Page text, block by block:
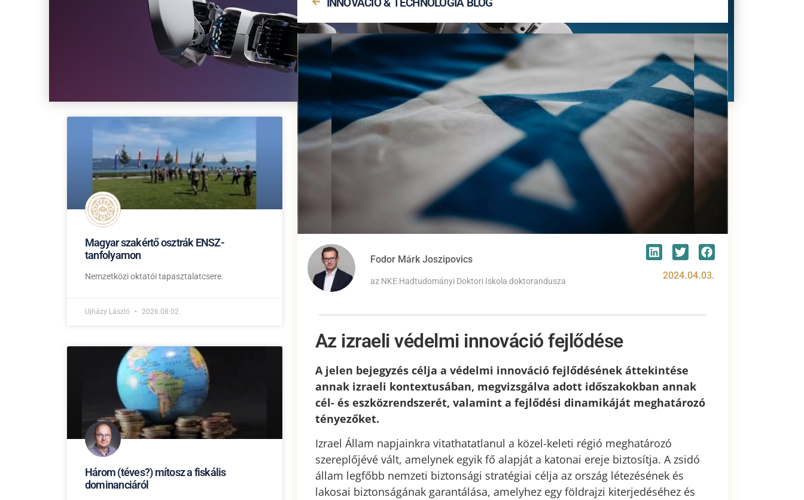
Magyar szakértő osztrák ENSZ-
tanfolyamon
Nemzetközi oktatói tapasztalatcsere.
Ujházy László 2026.08.02.
Három (téves?) mítosz a fiskális
dominanciáról
Fodor Márk Joszipovics
az NKE Hadtudományi Doktori Iskola doktorandusza 2024.04.03.
Az izraeli védelmi innováció fejlődése
A jelen bejegyzés célja a védelmi innováció fejlődésének áttekintése
annak izraeli kontextusában, megvizsgálva adott időszakokban annak
cél- és eszközrendszerét, valamint a fejlődési dinamikáját meghatározó
tényezőket.
Izrael Állam napjainkra vitathatatlanul a közel-keleti régió meghatározó
szereplőjévé vált, amelynek egyik fő alapját a katonai ereje biztosítja. A zsidó
állam legfőbb nemzeti biztonsági stratégiai célja az ország létezésének és
lakosai biztonságának garantálása, amelyhez egy földrajzi kiterjedéséhez és